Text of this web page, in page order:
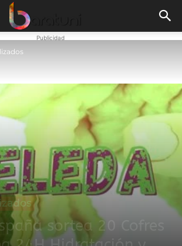
Publicidad
sortea 20 Cofres